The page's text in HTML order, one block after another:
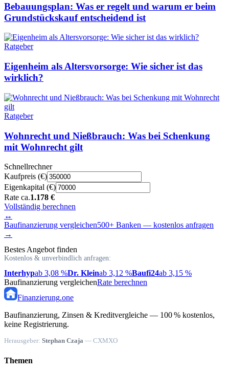
Bebauungsplan: Was er regelt und warum er beim
Grundstückskauf entscheidend ist
Ratgeber
Eigenheim als Altersvorsorge: Wie sicher ist das
wirklich?
Ratgeber
Wohnrecht und Nießbrauch: Was bei Schenkung
mit Wohnrecht gilt
Schnellrechner
Kaufpreis (€)
Eigenkapital (€)
Rate ca.1.178 €
Vollständig berechnen
↔
Baufinanzierung vergleichen500+ Banken — kostenlos anfragen
→
Bestes Angebot finden
Kostenlos & unverbindlich anfragen:
Interhypab 3,08 %Dr. Kleinab 3,12 %Baufi24ab 3,15 %
Baufinanzierung vergleichenRate berechnen
Finanzierung.one
Baufinanzierung, Zinsen & Kreditvergleiche — 100 % kostenlos,
keine Registrierung.
Herausgeber: Stephan Czaja — CXMXO
Themen